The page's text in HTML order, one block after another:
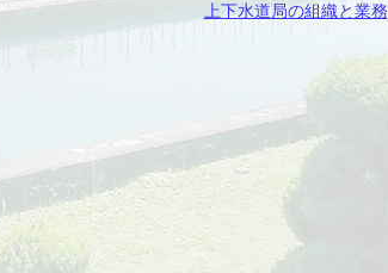
上下水道局の組織と業務